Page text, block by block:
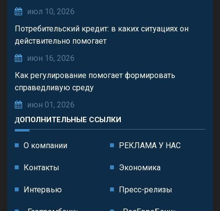
июл 10, 2026
Потребительский кредит: в каких ситуациях он
действительно помогает
июн 16, 2026
Как регулирование помогает формировать
справедливую среду
июн 01, 2026
ДОПОЛНИТЕЛЬНЫЕ ССЫЛКИ
О компании РЕКЛАМА У НАС
Контакты Экономика
Интервью Пресс-релизы